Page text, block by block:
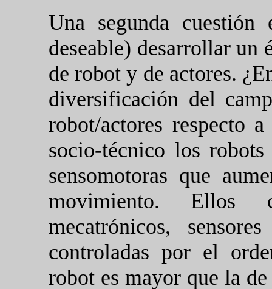
Una segunda
deseable) desarrollar un
de robot y de actores.
diversificación del
robot/actores respecto
socio-técnico los
sensomotoras que
movimiento. Ellos
mecatrónicos,
controladas por el
robot es mayor que la